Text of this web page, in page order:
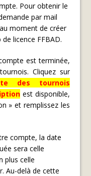
Pour obtenir le
par mail
moment de créer
licence FFBAD.
est terminée,
Cliquez sur
des tournois
est disponible,
» et remplissez les
compte, la date
sera celle
plus celle
Au-delà de cette